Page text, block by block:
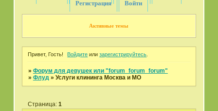
Регистрация
Войти
Активные темы
Привет, Гость! Войдите илизарегистрируйтесь
» Форум для девушек или "forum_forum_forum"
» Флуд » Услуги клининга Москва и МО
Страница: 1